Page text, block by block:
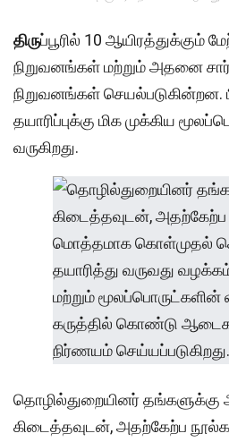
திருப்பூரில் 10 ஆயிரத்துக்கும்
நிறுவனங்கள் மற்றும் அதனை
நிறுவனங்கள் செயல்படுகின்றன.
தயாரிப்புக்கு மிக முக்கிய
வருகிறது.
தொழில்துறையினர் தங்களுக்கு
கிடைத்தவுடன், அதற்கேற்ப